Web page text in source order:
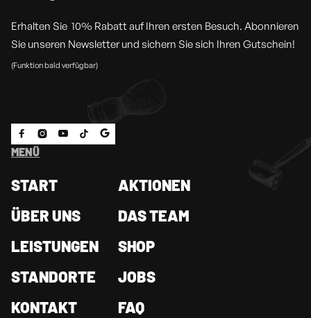
Erhalten Sie 10% Rabatt auf Ihren ersten Besuch. Abonnieren
Sie unseren Newsletter und sichern Sie sich Ihren Gutschein!
(Funktion bald verfügbar)
    
MENÜ
START
ÜBER UNS
LEISTUNGEN
STANDORTE
KONTAKT
AKTIONEN
DAS TEAM
SHOP
JOBS
FAQ